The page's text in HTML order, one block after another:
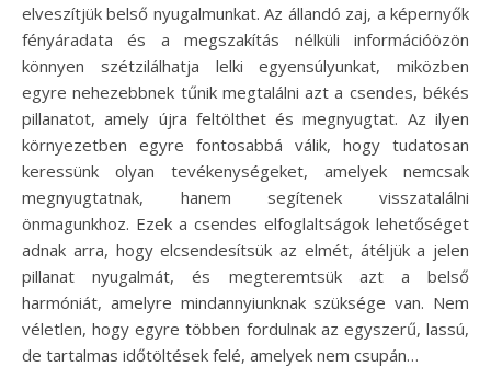
elveszítjük belső nyugalmunkat. Az állandó zaj, a képernyők
fényáradata és a megszakítás nélküli információözön
könnyen szétzilálhatja lelki egyensúlyunkat, miközben
egyre nehezebbnek tűnik megtalálni azt a csendes, békés
pillanatot, amely újra feltölthet és megnyugtat. Az ilyen
környezetben egyre fontosabbá válik, hogy tudatosan
keressünk olyan tevékenységeket, amelyek nemcsak
megnyugtatnak, hanem segítenek visszatalálni
önmagunkhoz. Ezek a csendes elfoglaltságok lehetőséget
adnak arra, hogy elcsendesítsük az elmét, átéljük a jelen
pillanat nyugalmát, és megteremtsük azt a belső
harmóniát, amelyre mindannyiunknak szüksége van. Nem
véletlen, hogy egyre többen fordulnak az egyszerű, lassú,
de tartalmas időtöltések felé, amelyek nem csupán…